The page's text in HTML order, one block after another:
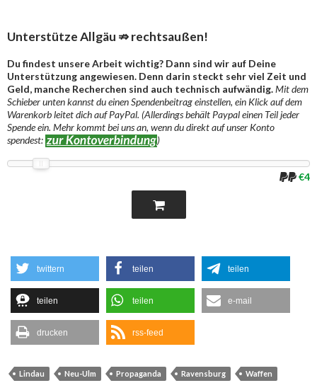
Unterstütze Allgäu ⇏ rechtsaußen!
Du findest unsere Arbeit wichtig? Dann sind wir auf Deine
Unterstützung angewiesen. Denn darin steckt sehr viel Zeit und
Geld, manche Recherchen sind auch technisch aufwändig.Mit dem
Schieber unten kannst du einen Spendenbeitrag einstellen, ein Klick auf dem
Warenkorb leitet dich auf PayPal. (Allerdings behält Paypal einen Teil jeder
Spende ein. Mehr kommt bei uns an, wenn du direkt auf unser Konto
spendest:
)
€4
twittern teilen teilen
teilen teilen e-mail
drucken rss-feed
Lindau Neu-Ulm Propaganda Ravensburg Waffen